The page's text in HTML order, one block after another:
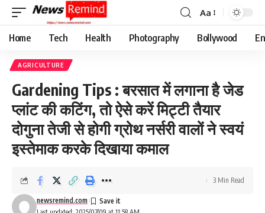
Font
Resizer
Aa
Home Tech Health Photography Bollywood
AGRICULTURE
Gardening Tips : बरसात में लगाना है जेड
प्लांट की कटिंग, तो ऐसे करें मिट्टी तैयार
दोगुना तेजी से होगी ग्रोथ नर्सरी वालों ने स्वयं
इस्तेमाक करके दिखाया कमाल
newsremind.com
3 Min Read